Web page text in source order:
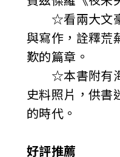
☆看兩大文豪
與寫作，詮釋荒
歎的篇章。
☆本書附有海
史料照片，供書
的時代。
好評推薦